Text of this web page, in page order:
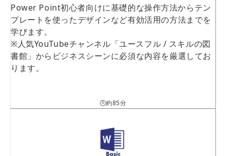
Power Point初心者向けに基礎的な操作方法からテン
プレートを使ったデザインなど有効活用の方法までを
学びます。
※人気YouTubeチャンネル「ユースフル / スキルの図
書館」からビジネスシーンに必須な内容を厳選してお
ります。
🕒約85分